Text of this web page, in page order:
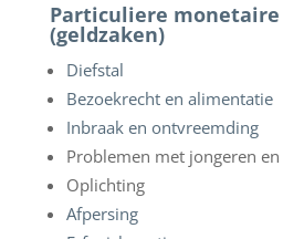
Particuliere monetaire
(geldzaken)
Diefstal
Bezoekrecht en alimentatie
Inbraak en ontvreemding
Problemen met jongeren
Oplichting
Afpersing